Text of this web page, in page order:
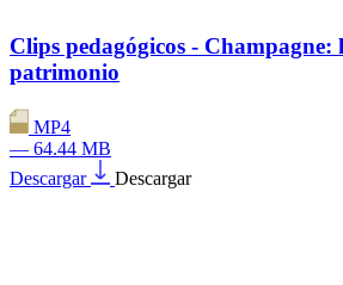
Clips pedagógicos - Champagne:
patrimonio
MP4
— 64.44 MB
Descargar
Descargar